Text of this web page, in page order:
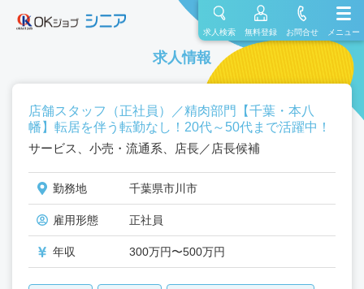
求人検索 無料登録 お問合せ メニュー
求人情報
店舗スタッフ（正社員）／精肉部門【千葉・本八
幡】転居を伴う転勤なし！20代～50代まで活躍中！
サービス、小売・流通系、店長／店長候補
勤務地 千葉県市川市
雇用形態 正社員
年収 300万円〜500万円